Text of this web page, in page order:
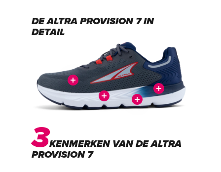
DE ALTRA PROVISION 7 IN
DETAIL
3KENMERKEN VAN DE ALTRA
PROVISION 7